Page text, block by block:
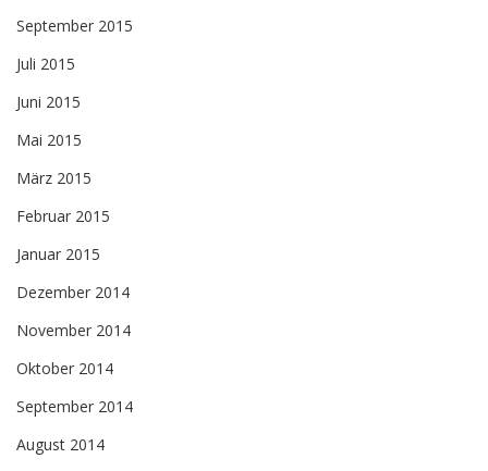
September 2015
Juli 2015
Juni 2015
Mai 2015
März 2015
Februar 2015
Januar 2015
Dezember 2014
November 2014
Oktober 2014
September 2014
August 2014